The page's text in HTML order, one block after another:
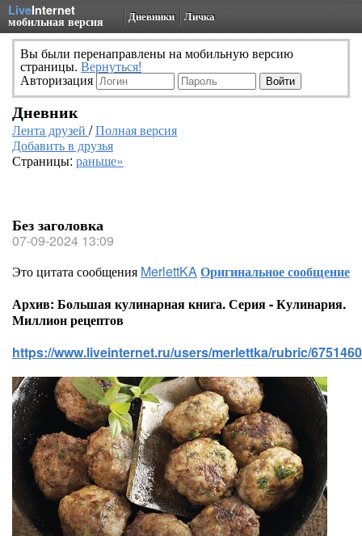
LiveInternet
мобильная версия Дневники Личка
Вы были перенаправлены на мобильную версию
страницы. Вернуться!
Авторизация
Дневник
Лента друзей /Полная версия
Добавить в друзья
Страницы: раньше»
Без заголовка
07-09-2024 13:09
Это цитата сообщения MerlettKAОригинальное сообщение
Архив: Большая кулинарная книга. Серия - Кулинария.
Миллион рецептов
https://www.liveinternet.ru/users/merlettka/rubric/